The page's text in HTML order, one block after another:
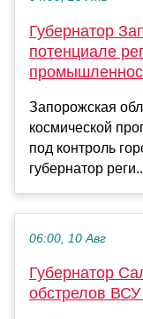
Губернатор
потенциале
Запорожская
космической
под контроль
губернатор
06:00, 10 Авг
Губернатор
обстрелов